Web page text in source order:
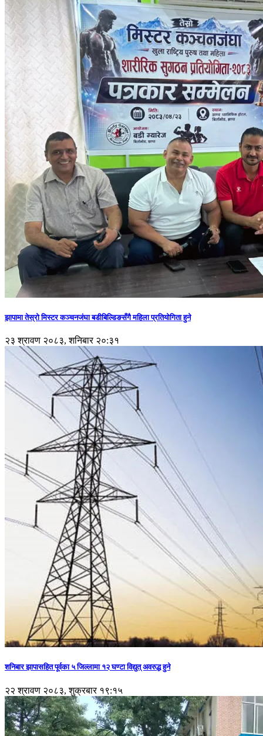
झापामा तेस्रो मिस्टर कञ्चनजंघा बडीबिल्डिङसँगै महिला प्रतियोगिता हुने
२३ श्रावण २०८३, शनिबार २०:३१
शनिबार झापासहित पूर्वका ५ जिल्लामा १२ घण्टा विद्युत् अवरुद्ध हुने
२२ श्रावण २०८३, शुक्रबार १९:१५